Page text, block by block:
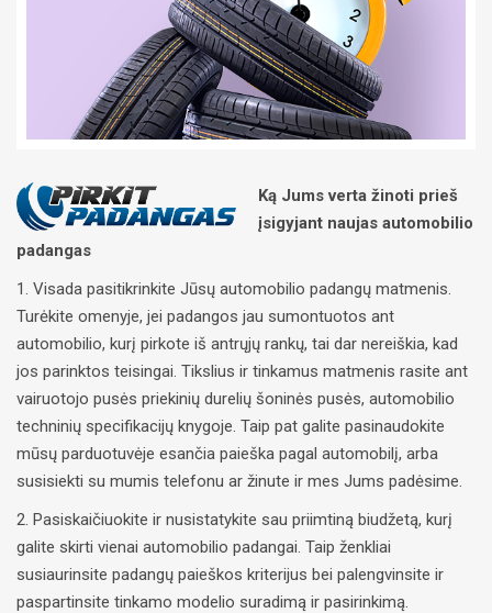
Ką Jums verta žinoti prieš
įsigyjant naujas automobilio
padangas
1. Visada pasitikrinkite Jūsų automobilio padangų matmenis.
Turėkite omenyje, jei padangos jau sumontuotos ant
automobilio, kurį pirkote iš antrųjų rankų, tai dar nereiškia, kad
jos parinktos teisingai. Tikslius ir tinkamus matmenis rasite ant
vairuotojo pusės priekinių durelių šoninės pusės, automobilio
techninių specifikacijų knygoje. Taip pat galite pasinaudokite
mūsų parduotuvėje esančia paieška pagal automobilį, arba
susisiekti su mumis telefonu ar žinute ir mes Jums padėsime.
2. Pasiskaičiuokite ir nusistatykite sau priimtiną biudžetą, kurį
galite skirti vienai automobilio padangai. Taip ženkliai
susiaurinsite padangų paieškos kriterijus bei palengvinsite ir
paspartinsite tinkamo modelio suradimą ir pasirinkimą.